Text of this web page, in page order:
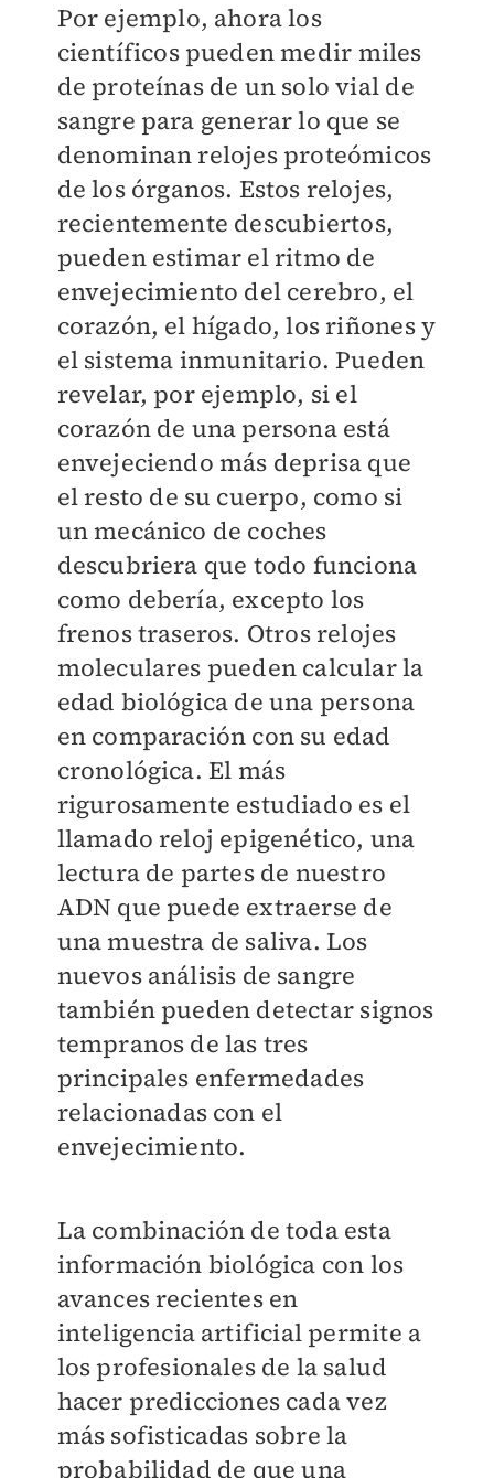
Por ejemplo, ahora los
científicos pueden medir miles
de proteínas de un solo vial de
sangre para generar lo que se
denominan relojes proteómicos
de los órganos. Estos relojes,
recientemente descubiertos,
pueden estimar el ritmo de
envejecimiento del cerebro, el
corazón, el hígado, los riñones y
el sistema inmunitario. Pueden
revelar, por ejemplo, si el
corazón de una persona está
envejeciendo más deprisa que
el resto de su cuerpo, como si
un mecánico de coches
descubriera que todo funciona
como debería, excepto los
frenos traseros. Otros relojes
moleculares pueden calcular la
edad biológica de una persona
en comparación con su edad
cronológica. El más
rigurosamente estudiado es el
llamado reloj epigenético, una
lectura de partes de nuestro
ADN que puede extraerse de
una muestra de saliva. Los
nuevos análisis de sangre
también pueden detectar signos
tempranos de las tres
principales enfermedades
relacionadas con el
envejecimiento.
La combinación de toda esta
información biológica con los
avances recientes en
inteligencia artificial permite a
los profesionales de la salud
hacer predicciones cada vez
más sofisticadas sobre la
probabilidad de que una